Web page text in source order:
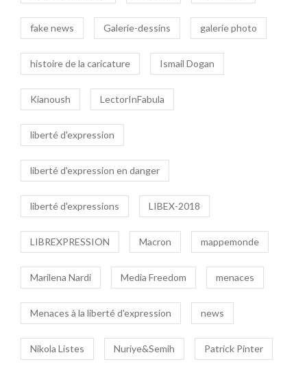
fake news Galerie-dessins galerie photo
histoire de la caricature Ismail Dogan
Kianoush LectorInFabula
liberté d'expression
liberté d'expression en danger
liberté d'expressions LIBEX-2018
LIBREXPRESSION Macron mappemonde
Marilena Nardi Media Freedom menaces
Menaces à la liberté d'expression news
Nikola Listes Nuriye&Semih Patrick Pinter